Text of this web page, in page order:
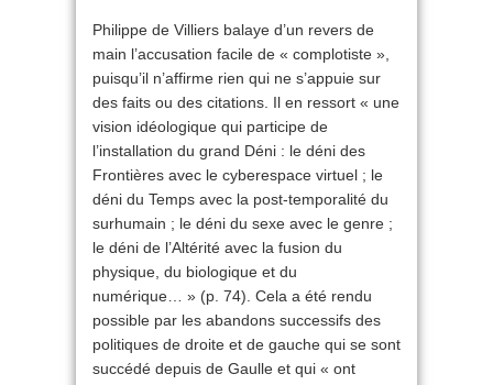
Philippe de Villiers balaye d’un revers de
main l’accusation facile de « complotiste »,
puisqu’il n’affirme rien qui ne s’appuie sur
des faits ou des citations. Il en ressort « une
vision idéologique qui participe de
l’installation du grand Déni : le déni des
Frontières avec le cyberespace virtuel ; le
déni du Temps avec la post-temporalité du
surhumain ; le déni du sexe avec le genre ;
le déni de l’Altérité avec la fusion du
physique, du biologique et du
numérique… » (p. 74). Cela a été rendu
possible par les abandons successifs des
politiques de droite et de gauche qui se sont
succédé depuis de Gaulle et qui « ont